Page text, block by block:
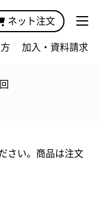
ネット注文
加入・資料請求
さい。商品は注文